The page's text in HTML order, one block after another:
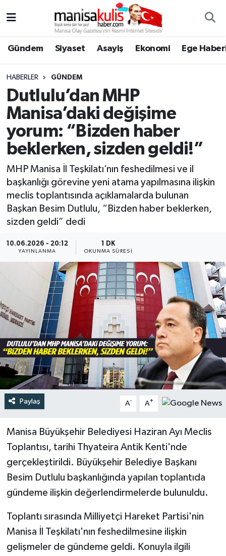
Gündem Siyaset Asayiş Ekonomi Ege
HABERLER GÜNDEM
Dutlulu’dan MHP
Manisa’daki değişime
yorum: “Bizden haber
beklerken, sizden geldi!”
MHP Manisa İl Teşkilatı’nın feshedilmesi ve il
başkanlığı görevine yeni atama yapılmasına ilişkin
meclis toplantısında açıklamalarda bulunan
Başkan Besim Dutlulu, “Bizden haber beklerken,
sizden geldi” dedi
10.06.2026 - 20:12
YAYINLANMA
1 DK
OKUNMA SÜRESI
Paylaş A- A+
Manisa Büyükşehir Belediyesi Haziran Ayı Meclis
Toplantısı, tarihi Thyateira Antik Kenti'nde
gerçekleştirildi. Büyükşehir Belediye Başkanı
Besim Dutlulu başkanlığında yapılan toplantıda
gündeme ilişkin değerlendirmelerde bulunuldu.
Toplantı sırasında Milliyetçi Hareket Partisi'nin
Manisa İl Teşkilatı'nın feshedilmesine ilişkin
gelişmeler de gündeme geldi. Konuyla ilgili
Ege Haberleri
Ekonomi
Genel
Gündem
Resmi İlan
Siyaset
Spor
Türkiye
Yaşam
Yunusemre Hava Durumu
Yunusemre Trafik Yoğunluk Haritası
Süper Lig Puan Durumu ve Fikstür
Tüm Manşetler
Son Dakika Haberleri
Haber Arşivi